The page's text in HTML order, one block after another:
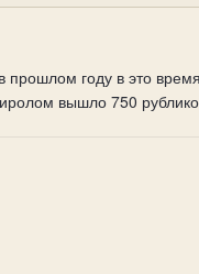
году в это
вышло 750